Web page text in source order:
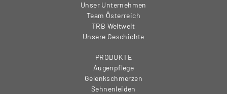
Unser Unternehmen
Team Österreich
TRB Weltweit
Unsere Geschichte
PRODUKTE
Augenpflege
Gelenkschmerzen
Sehnenleiden